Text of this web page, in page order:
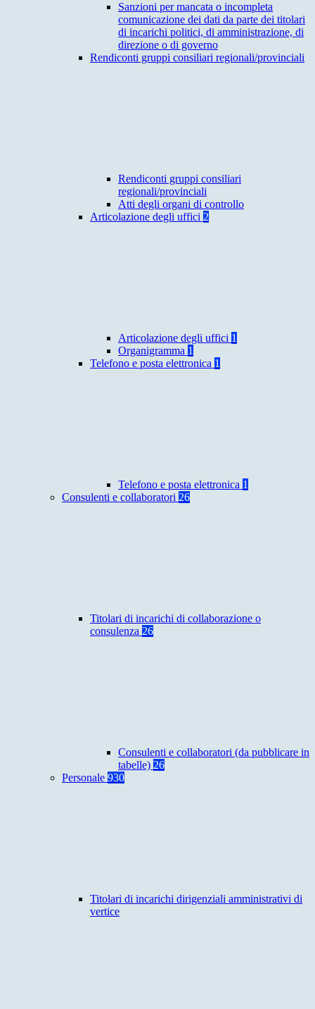
Sanzioni per mancata o incompleta
comunicazione dei dati da parte dei titolari
di incarichi politici, di amministrazione, di
direzione o di governo
Rendiconti gruppi consiliari regionali/provinciali
Rendiconti gruppi consiliari
regionali/provinciali
Atti degli organi di controllo
Articolazione degli uffici 2
Articolazione degli uffici 1
Organigramma 1
Telefono e posta elettronica 1
Telefono e posta elettronica 1
Consulenti e collaboratori 26
Titolari di incarichi di collaborazione o
consulenza 26
Consulenti e collaboratori (da pubblicare in
tabelle) 26
Personale 930
Titolari di incarichi dirigenziali amministrativi di
vertice